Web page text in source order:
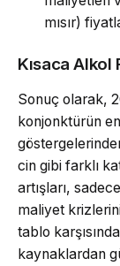
mısır)
Kısaca Alkol
Sonuç olarak,
konjonktürün
cin gibi farklı
artışları,
maliyet
tablo
kaynaklardan